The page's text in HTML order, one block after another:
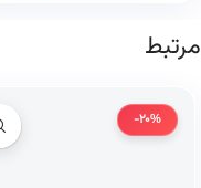
مرتبط
-20%